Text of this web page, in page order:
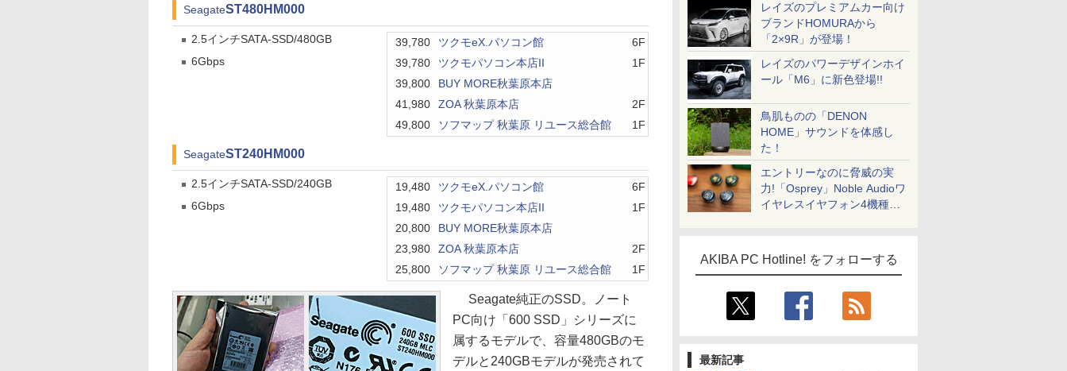
レイズのプレミアムカー向け
ブランドHOMURAから
「2×9R」が登場！
レイズのパワーデザインホイ
ール「M6」に新色登場!!
鳥肌ものの「DENON
HOME」サウンドを体感し
た！
エントリーなのに脅威の実
力!「Osprey」Noble Audioワ
イヤレスイヤフォン4機種を
AKIBA PC Hotline! をフォローする
最新記事
SeagateST480HM000
2.5インチSATA-SSD/480GB
6Gbps
39,780 ツクモeX.パソコン館
6F
39,780
ツクモパソコン本店II
1F
39,800
BUY MORE秋葉原本店
41,980
ZOA 秋葉原本店
2F
49,800
ソフマップ 秋葉原 リユース総合館 1F
SeagateST240HM000
2.5インチSATA-SSD/240GB
6Gbps
19,480 ツクモeX.パソコン館
6F
19,480
ツクモパソコン本店II
1F
20,800
BUY MORE秋葉原本店
23,980
ZOA 秋葉原本店
2F
25,800
ソフマップ 秋葉原 リユース総合館 1F
Seagate純正のSSD。ノート
PC向け「600 SSD」シリーズに
属するモデルで、容量480GBのモ
デルと240GBモデルが発売されて